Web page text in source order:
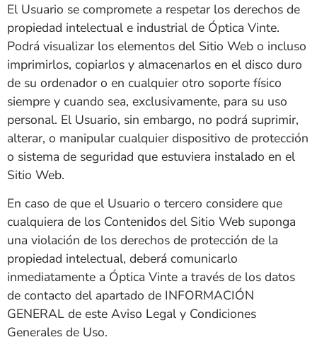
El Usuario se compromete a respetar los derechos de
propiedad intelectual e industrial de Óptica Vinte.
Podrá visualizar los elementos del Sitio Web o incluso
imprimirlos, copiarlos y almacenarlos en el disco duro
de su ordenador o en cualquier otro soporte físico
siempre y cuando sea, exclusivamente, para su uso
personal. El Usuario, sin embargo, no podrá suprimir,
alterar, o manipular cualquier dispositivo de protección
o sistema de seguridad que estuviera instalado en el
Sitio Web.
En caso de que el Usuario o tercero considere que
cualquiera de los Contenidos del Sitio Web suponga
una violación de los derechos de protección de la
propiedad intelectual, deberá comunicarlo
inmediatamente a Óptica Vinte a través de los datos
de contacto del apartado de INFORMACIÓN
GENERAL de este Aviso Legal y Condiciones
Generales de Uso.